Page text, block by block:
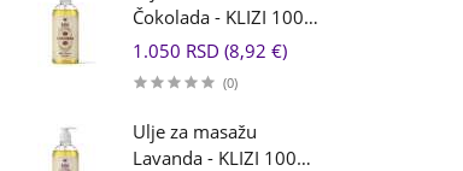
Čokolada - KLIZI 1000
ML
1.050 RSD (8,92 €)
(0)
Ulje za masažu
Lavanda - KLIZI 1000